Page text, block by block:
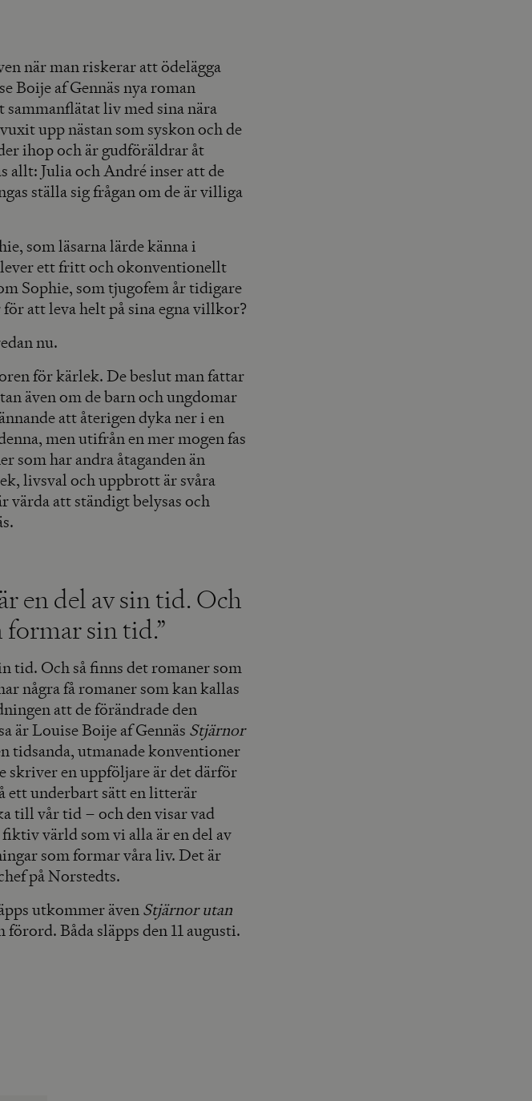
när man riskerar att ödelägga
Boije af Gennäs nya roman
liv med sina nära
upp nästan som syskon och de
ihop och är gudföräldrar åt
allt: Julia och André inser att de
ställa sig frågan om de är villiga
som läsarna lärde känna i
ett fritt och okonventionellt
Sophie, som tjugofem år tidigare
att leva helt på sina egna villkor?
nu.
för kärlek. De beslut man fattar
även om de barn och ungdomar
att återigen dyka ner i en
men utifrån en mer mogen fas
som har andra åtaganden än
livsval och uppbrott är svåra
värda att ständigt belysas och
en del av sin tid. Och
formar sin tid.”
tid. Och så finns det romaner som
några få romaner som kan kallas
att de förändrade den
är Louise Boije af Gennäs Stjärnor
tidsanda, utmanade konventioner
skriver en uppföljare är det därför
ett underbart sätt en litterär
till vår tid – och den visar vad
värld som vi alla är en del av
som formar våra liv. Det är
på Norstedts.
utkommer även Stjärnor utan
Båda släpps den 11 augusti.